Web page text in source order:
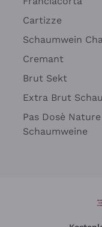
Cartizze
Schaumwein
Cremant
Brut Sekt
Extra Brut
Pas Dosè Nature
Schaumweine